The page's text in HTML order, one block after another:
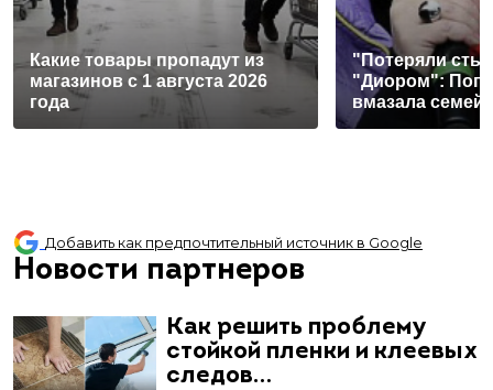
Какие товары пропадут из
магазинов с 1 августа 2026
года
"Потеряли
"Диором":
вмазала
Добавить как предпочтительный источник в Google
Новости партнеров
Как решить проблему
стойкой пленки и клеевых
следов…